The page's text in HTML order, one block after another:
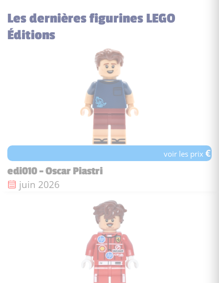
Les dernières figurines LEGO
Éditions
voir les prix€
edi010 - Oscar Piastri
Date de sortie :
juin 2026